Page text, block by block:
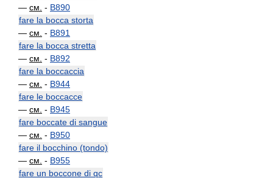
— см. - B890
fare la bocca storta
— см. - B891
fare la bocca stretta
— см. - B892
fare la boccaccia
— см. - B944
fare le boccacce
— см. - B945
fare boccate di sangue
— см. - B950
fare il bocchino (tondo)
— см. - B955
fare un boccone di qc